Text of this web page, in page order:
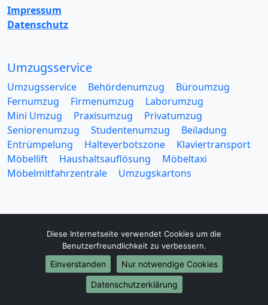
Impressum
Datenschutz
Umzugsservice
Umzugsservice Behördenumzug
Büroumzug
Fernumzug
Firmenumzug
Laborumzug
Mini Umzug
Praxisumzug
Privatumzug
Seniorenumzug
Studentenumzug
Beiladung
Entrümpelung
Halteverbotszone
Klaviertransport
Möbellift
Haushaltsauflösung
Möbeltaxi
Möbelmitfahrzentrale
Umzugskartons
Europa-Umzüge
Umzug von Esslingen am Neckar nach Belarus
Umzug von Esslingen am Neckar nach Belgien
Diese Internetseite verwendet Cookies um die
Benutzerfreundlichkeit zu verbessern.
Einverstanden
Nur notwendige Cookies
Datenschutzerklärung